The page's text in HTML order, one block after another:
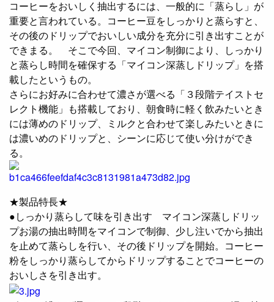
コーヒーをおいしく抽出するには、一般的に「蒸らし」が
重要と言われている。コーヒー豆をしっかりと蒸らすと、
その後のドリップでおいしい成分を充分に引き出すことが
できまる。 そこで今回、マイコン制御により、しっかり
と蒸らし時間を確保する「マイコン深蒸しドリップ」を搭
載したというもの。
さらにお好みに合わせて濃さが選べる「３段階テイストセ
レクト機能」も搭載しており、朝食時に軽く飲みたいとき
には薄めのドリップ、ミルクと合わせて楽しみたいときに
は濃いめのドリップと、シーンに応じて使い分けができ
る。
★製品特長★
●しっかり蒸らして味を引き出す マイコン深蒸しドリッ
プお湯の抽出時間をマイコンで制御、少し注いでから抽出
を止めて蒸らしを行い、その後ドリップを開始。コーヒー
粉をしっかり蒸らしてからドリップすることでコーヒーの
おいしさを引き出す。